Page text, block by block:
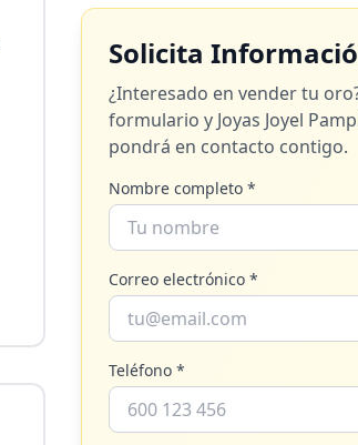
Solicita
¿Interesado en vender tu
formulario y Joyas Joyel
pondrá en contacto contigo.
Nombre completo *
Correo electrónico *
Teléfono *